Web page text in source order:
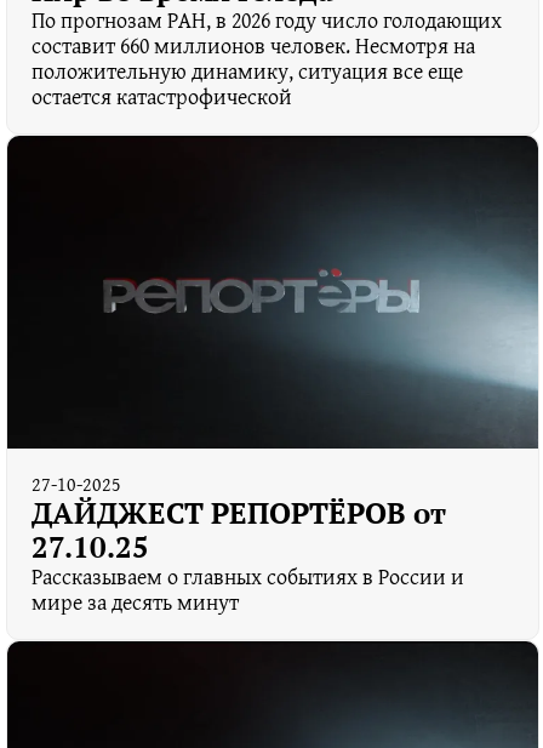
По прогнозам РАН, в 2026 году число голодающих
составит 660 миллионов человек. Несмотря на
положительную динамику, ситуация все еще
остается катастрофической
27-10-2025
ДАЙДЖЕСТ РЕПОРТЁРОВ от
27.10.25
Рассказываем о главных событиях в России и
мире за десять минут